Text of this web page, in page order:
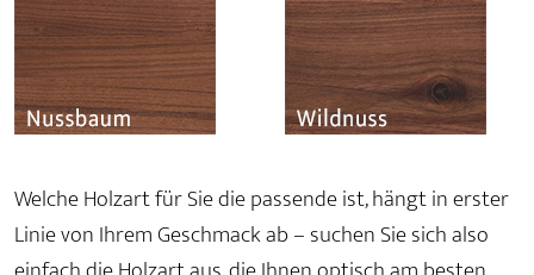
Welche Holzart für Sie die passende ist, hängt in erster
Linie von Ihrem Geschmack ab – suchen Sie sich also